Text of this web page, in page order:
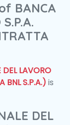
BANCA
LAVORO
S.P.A.) is
DEL